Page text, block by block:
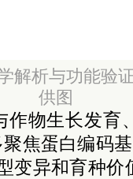
解析与功能验
供图
作物生长发育
焦蛋白编码
变异和育种价